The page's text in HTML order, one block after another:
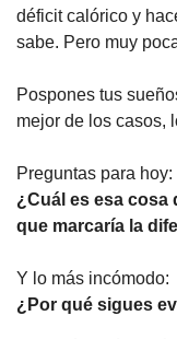
déficit calórico y
sabe. Pero muy
Pospones tus
mejor de los casos,
Preguntas para hoy:
¿Cuál es esa cosa
que marcaría la
Y lo más incómodo:
¿Por qué sigues